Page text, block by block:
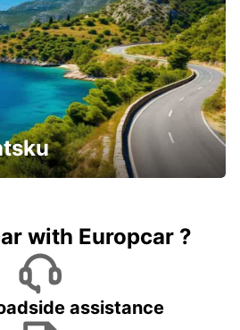
with Europcar ?
assistance